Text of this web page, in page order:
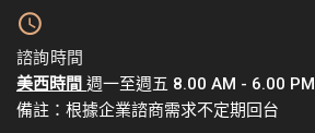
諮詢時間
美西時間 週一至週五 8.00 AM - 6.00 PM
備註：根據企業諮商需求不定期回台